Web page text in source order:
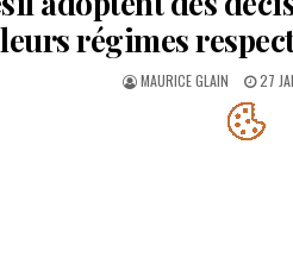
régimes
AUTHOR:
MAURICE GLAIN 27